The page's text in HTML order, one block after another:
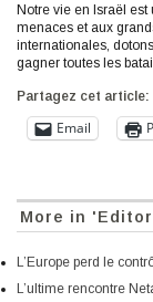
Notre vie en Israël est
menaces et aux
internationales,
gagner toutes les
Partagez cet article:
Email
More in
L’Europe perd le
L’ultime rencontre